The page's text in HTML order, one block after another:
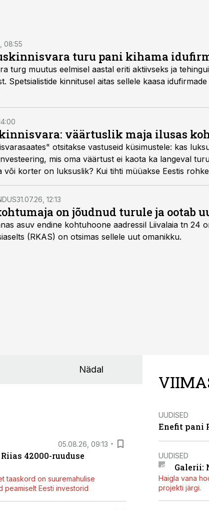
08:55
turu pani kihama
turg muutus eelmisel aastal eriti aktiivseks ja
Spetsialistide kinnitusel aitas sellele kaasa
väärtuslik maja ilusas
otsitakse vastuseid küsimustele: kas
mis oma väärtust ei kaota ka langeval
või korter on luksuslik? Kui tihti müüakse Eestis
31.07.26, 12:13
on jõudnud turule ja ootab
asuv endine kohtuhoone aadressil Liivalaia tn 24
(RKAS) on otsimas sellele uut omanikku.
Nädal
05.08.26, 09:13
42000-ruuduse
taaskord on suuremahulise
peamiselt Eesti investorid
UUDISED
Enefit pani
UUDISED
Galerii:
Haigla vana
projekti järgi.